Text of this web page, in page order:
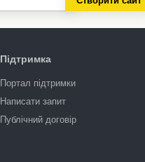
Підтримка
Портал підтримки
Написати запит
Публічний договір